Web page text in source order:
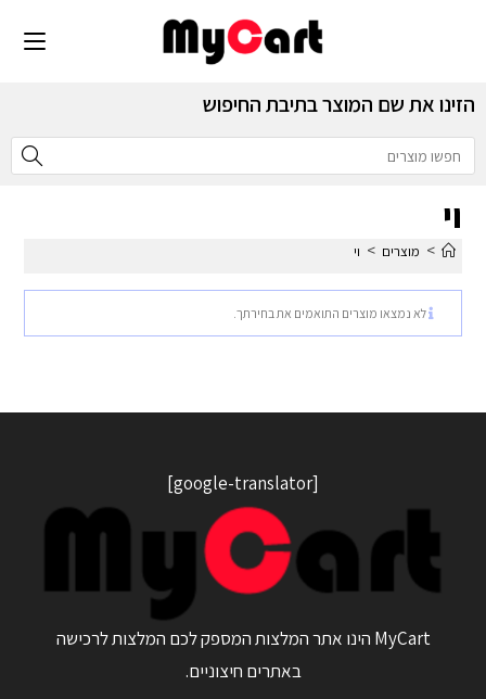
הזינו את שם המוצר בתיבת החיפוש
וי
> מוצרים > וי
לא נמצאו מוצרים התואמים את בחירתך.
[google-translator]
MyCart הינו אתר המלצות המספק לכם המלצות לרכישה
באתרים חיצוניים.